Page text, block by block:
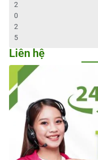
2
0
2
5
Liên hệ